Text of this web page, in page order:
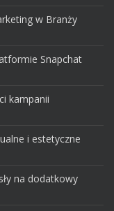
w Branży
Snapchat
kampanii
i estetyczne
na dodatkowy